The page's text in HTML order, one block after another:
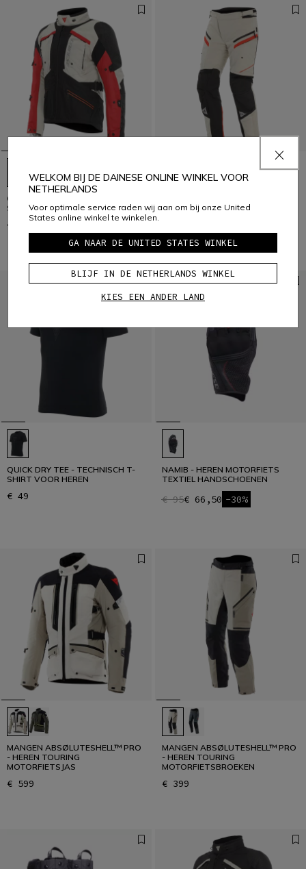
11
12
13
14
15
16
17
GULLFOSS D-DRY - MEN'S ALL
SEASONS MOTORCYCLE JACKET
€ 399
SEASONS MOTORCYCLE PANTS
QUICK DRY TEE - TECHNISCH T-
SHIRT VOOR HEREN
€ 49
NAMIB - HEREN MOTORFIETS
TEXTIEL HANDSCHOENEN
€ 95€ 66,50 -30%
MANGEN ABSØLUTESHELL™ PRO
- HEREN TOURING
MOTORFIETSJAS
€ 599
MANGEN ABSØLUTESHELL™ PRO
- HEREN TOURING
MOTORFIETSBROEKEN
€ 399
WELKOM BIJ DE DAINESE ONLINE WINKEL VOOR
NETHERLANDS
Voor optimale service raden wij aan om bij onze United
States online winkel te winkelen.
GA NAAR DE UNITED STATES WINKEL
BLIJF IN DE NETHERLANDS WINKEL
KIES EEN ANDER LAND